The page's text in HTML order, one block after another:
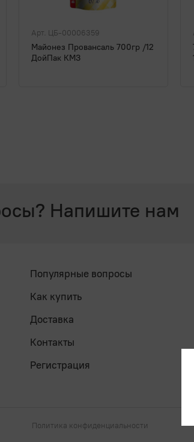
Арт. ЦБ-00006359
Майонез Провансаль 700гр /12
ДойПак КМЗ
Напишите нам
Популярные вопросы
Как купить
Доставка
Контакты
Регистрация
Политика конфиденциальности